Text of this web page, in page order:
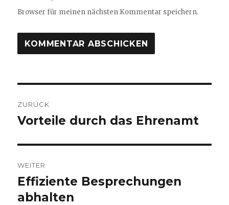
Browser für meinen nächsten Kommentar speichern.
ZURÜCK
Vorheriger
Vorteile durch das Ehrenamt
WEITER
Nächster
Beitrag:
Effiziente Besprechungen
abhalten